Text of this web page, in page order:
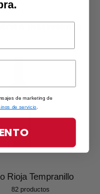
interesante
Rioja Tempranillo
82 productos
de marketing de
de servicio